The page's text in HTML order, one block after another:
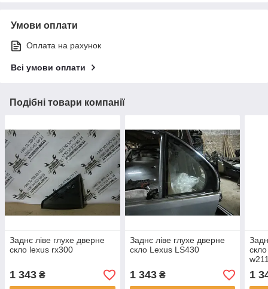
Умови оплати
Оплата на рахунок
Всі умови оплати
Подібні товари компанії
Заднє ліве глухе дверне
скло lexus rx300
1 343 ₴
Заднє ліве глухе дверне
скло Lexus LS430
1 343₴ 1